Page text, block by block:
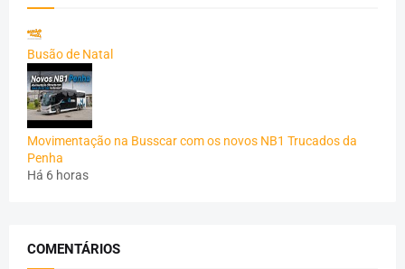
Busão de Natal
Movimentação na Busscar com os novos NB1 Trucados da
Penha
Há 6 horas
COMENTÁRIOS